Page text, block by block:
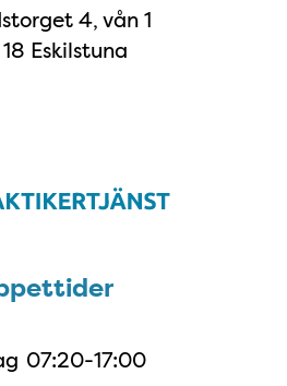
4, vån 1
Eskilstuna
07:20-17:00